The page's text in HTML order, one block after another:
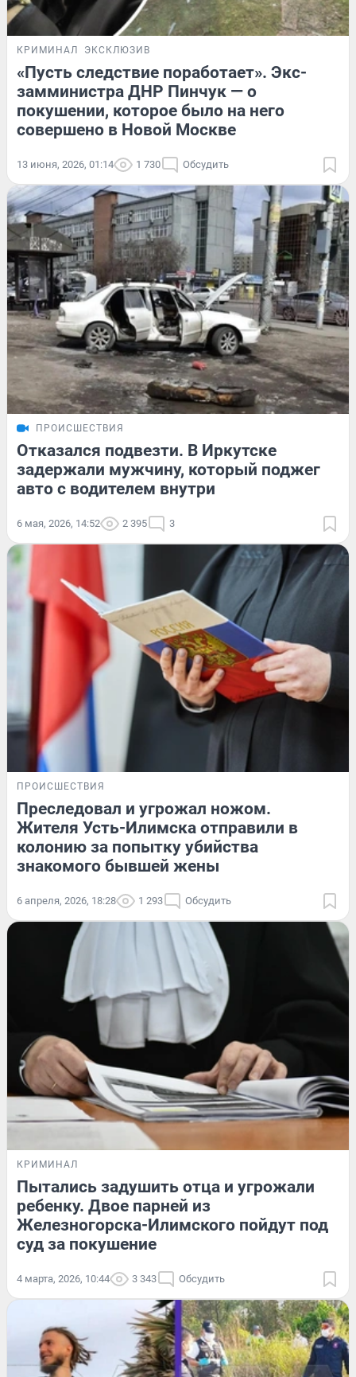
КРИМИНАЛ ЭКСКЛЮЗИВ
«Пусть следствие поработает». Экс-
замминистра ДНР Пинчук — о
покушении, которое было на него
совершено в Новой Москве
13 июня, 2026, 01:14 1 730 Обсудить
ПРОИСШЕСТВИЯ
Отказался подвезти. В Иркутске
задержали мужчину, который поджег
авто с водителем внутри
6 мая, 2026, 14:52 2 395 3
ПРОИСШЕСТВИЯ
Преследовал и угрожал ножом.
Жителя Усть-Илимска отправили в
колонию за попытку убийства
знакомого бывшей жены
6 апреля, 2026, 18:28 1 293 Обсудить
КРИМИНАЛ
Пытались задушить отца и угрожали
ребенку. Двое парней из
Железногорска-Илимского пойдут под
суд за покушение
4 марта, 2026, 10:44 3 343 Обсудить